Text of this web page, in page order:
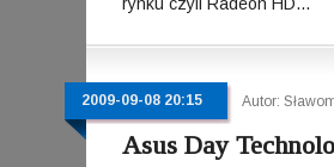
2009-09-08 20:15 Autor:
Asus Day